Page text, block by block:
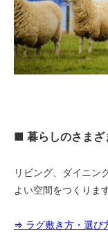
■ 暮らしのさまざ
リビング、ダイニン
よい空間をつくります
⇒ ラグ敷き方・選び